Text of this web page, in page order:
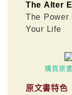
The Alter
The Power
Your Life
購買原
原文書特色